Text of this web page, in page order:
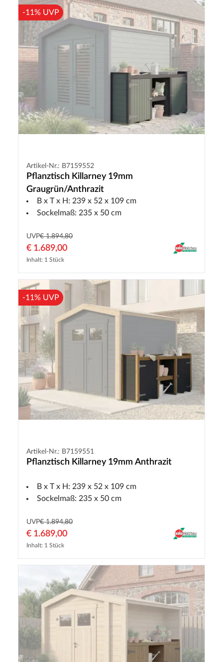
-11% UVP
Artikel-Nr.: B7159552
Pflanztisch Killarney 19mm
Graugrün/Anthrazit
B x T x H: 239 x 52 x 109 cm
Sockelmaß: 235 x 50 cm
UVP€ 1.894,80
€ 1.689,00
Inhalt: 1 Stück
-11% UVP
Artikel-Nr.: B7159551
Pflanztisch Killarney 19mm Anthrazit
B x T x H: 239 x 52 x 109 cm
Sockelmaß: 235 x 50 cm
UVP€ 1.894,80
€ 1.689,00
Inhalt: 1 Stück